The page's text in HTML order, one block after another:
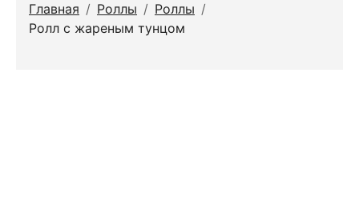
Главная / Роллы / Роллы /
Ролл с жареным тунцом